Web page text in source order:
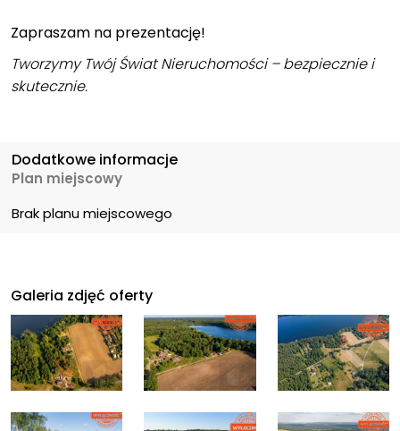
Zapraszam na prezentację!
Tworzymy Twój Świat Nieruchomości – bezpiecznie i
skutecznie.
Dodatkowe informacje
Plan miejscowy
Brak planu miejscowego
Galeria zdjęć oferty